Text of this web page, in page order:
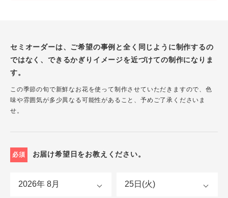
セミオーダーは、ご希望の事例と全く同じように制作するの
ではなく、できるかぎりイメージを近づけての制作になりま
す。
この季節の旬で新鮮なお花を使って制作させていただきますので、色
味や雰囲気が多少異なる可能性があること、予めご了承くださいま
せ。
必須 お届け希望日をお教えください。